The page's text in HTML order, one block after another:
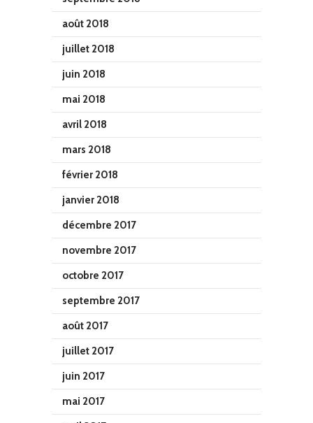
août 2018
juillet 2018
juin 2018
mai 2018
avril 2018
mars 2018
février 2018
janvier 2018
décembre 2017
novembre 2017
octobre 2017
septembre 2017
août 2017
juillet 2017
juin 2017
mai 2017